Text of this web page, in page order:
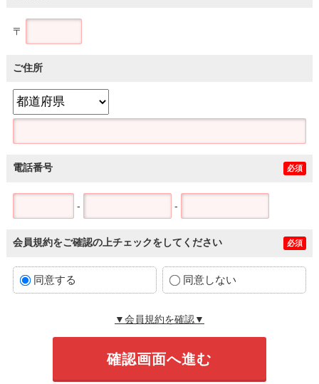
〒
ご住所
電話番号 必須
- -
会員規約をご確認の上チェックをしてください 必須
同意する 同意しない
▼会員規約を確認▼